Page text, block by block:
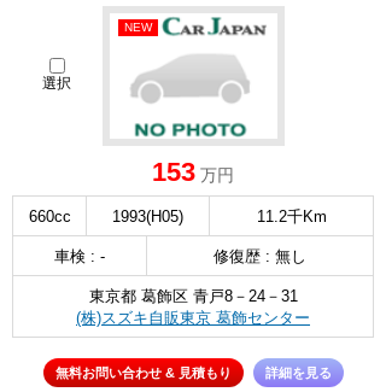
選択
NEW
153 万円
660cc 1993(H05) 11.2千Km
車検 : - 修復歴 : 無し
東京都 葛飾区 青戸8－24－31
(株)スズキ自販東京 葛飾センター
無料お問い合わせ & 見積もり 詳細を見る